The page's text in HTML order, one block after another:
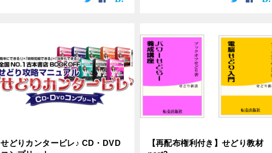
ートからのみ入手可能な「激レア」教材
中 ・出張買取せどりマニュアル（16,800
せどりカンタービレ♪ CD・DVD
【再配布権利付き】せどり教材